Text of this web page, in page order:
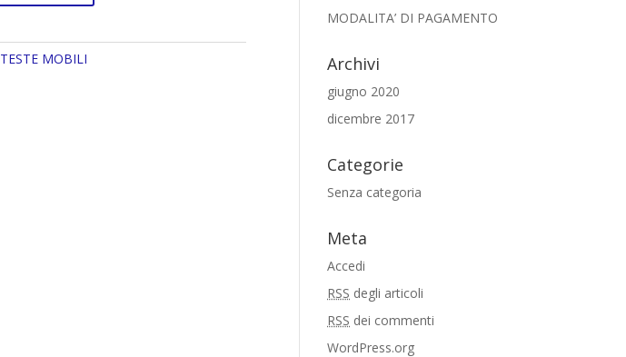
TESTE MOBILI
MODALITA’ DI PAGAMENTO
Archivi
giugno 2020
dicembre 2017
Categorie
Senza categoria
Meta
Accedi
RSS degli articoli
RSS dei commenti
WordPress.org